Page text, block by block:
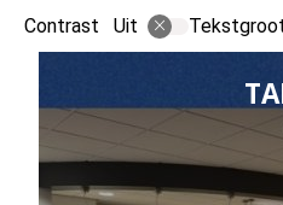
Contrast Uit